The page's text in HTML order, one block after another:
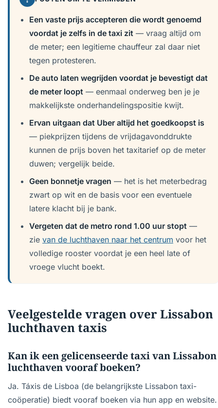
Een vaste prijs accepteren die wordt genoemd
voordat je zelfs in de taxi zit — vraag altijd om
de meter; een legitieme chauffeur zal daar niet
tegen protesteren.
De auto laten wegrijden voordat je bevestigt dat
de meter loopt — eenmaal onderweg ben je je
makkelijkste onderhandelingspositie kwijt.
Ervan uitgaan dat Uber altijd het goedkoopst is
— piekprijzen tijdens de vrijdagavonddrukte
kunnen de prijs boven het taxitarief op de meter
duwen; vergelijk beide.
Geen bonnetje vragen — het is het meterbedrag
zwart op wit en de basis voor een eventuele
latere klacht bij je bank.
Vergeten dat de metro rond 1.00 uur stopt —
zie van de luchthaven naar het centrum voor het
volledige rooster voordat je een heel late of
vroege vlucht boekt.
Veelgestelde vragen over Lissabon
luchthaven taxis
Kan ik een gelicenseerde taxi van Lissabon
luchthaven vooraf boeken?
Ja. Táxis de Lisboa (de belangrijkste Lissabon taxi-
coöperatie) biedt vooraf boeken via hun app en website.